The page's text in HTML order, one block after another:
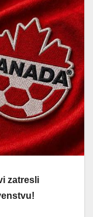
zatresli